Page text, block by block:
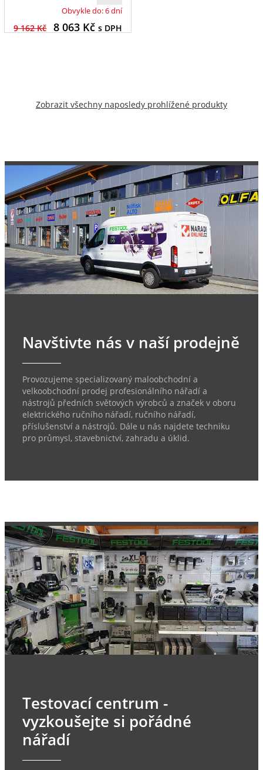
Obvykle do: 6 dní
9 162 Kč 8 063Kč s DPH
Zobrazit všechny naposledy prohlížené produkty
Navštivte nás v naší prodejně
Provozujeme specializovaný maloobchodní a
velkoobchodní prodej profesionálního nářadí a
nástrojů předních světových výrobců a značek v oboru
elektrického ručního nářadí, ručního nářadí,
příslušenství a nástrojů. Dále u nás najdete techniku
pro průmysl, stavebnictví, zahradu a úklid.
Testovací centrum -
vyzkoušejte si pořádné
nářadí